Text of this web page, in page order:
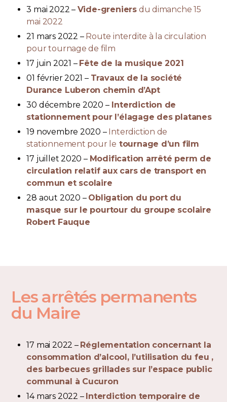
3 mai 2022 – Vide-greniersdu dimanche 15
mai 2022
21 mars 2022 – Route interdite à la circulation
pour tournage de film
17 juin 2021 – Fête de la musique 2021
01 février 2021 – Travaux de la société
Durance Luberon chemin d’Apt
30 décembre 2020 – Interdiction de
stationnement pour l’élagage des platanes
19 novembre 2020 – Interdiction de
stationnement pour le tournage d’un film
17 juillet 2020 – Modification arrêté perm de
circulation relatif aux cars de transport en
commun et scolaire
28 aout 2020 – Obligation du port du
masque sur le pourtour du groupe scolaire
Robert Fauque
Les arrêtés permanents
du Maire
17 mai 2022 – Réglementation concernant la
consommation d’alcool, l’utilisation du feu ,
des barbecues grillades sur l’espace public
communal à Cucuron
14 mars 2022 – Interdiction temporaire de